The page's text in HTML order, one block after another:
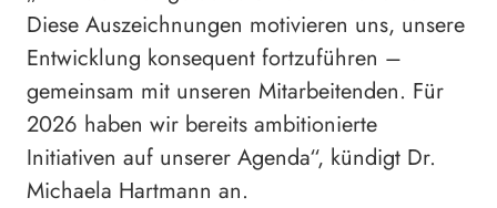
Diese Auszeichnungen motivieren uns, unsere
Entwicklung konsequent fortzuführen –
gemeinsam mit unseren Mitarbeitenden. Für
2026 haben wir bereits ambitionierte
Initiativen auf unserer Agenda“, kündigt Dr.
Michaela Hartmann an.